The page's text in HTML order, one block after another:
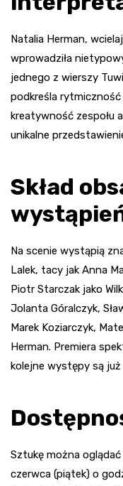
Natalia Herman,
wprowadziła
jednego z wierszy
podkreśla rytmiczność
kreatywność zespołu
unikalne
Skład
Na scenie wystąpią
Lalek, tacy jak Anna
Piotr Starczak jako
Jolanta Góralczyk,
Marek Koziarczyk,
Herman. Premiera
kolejne występy są
Sztukę można oglądać
czerwca (piątek) o